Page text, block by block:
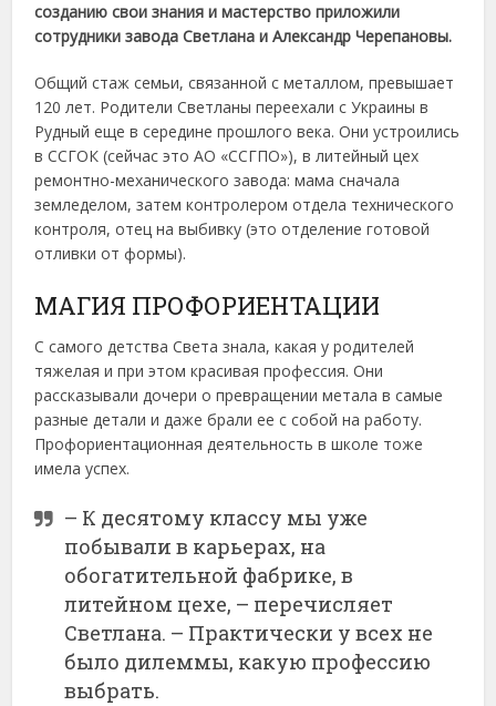
созданию свои знания и мастерство приложили
сотрудники завода Светлана и Александр Черепановы.
Общий стаж семьи, связанной с металлом, превышает
120 лет. Родители Светланы переехали с Украины в
Рудный еще в середине прошлого века. Они устроились
в ССГОК (сейчас это АО «ССГПО»), в литейный цех
ремонтно-механического завода: мама сначала
земледелом, затем контролером отдела технического
контроля, отец на выбивку (это отделение готовой
отливки от формы).
МАГИЯ ПРОФОРИЕНТАЦИИ
С самого детства Света знала, какая у родителей
тяжелая и при этом красивая профессия. Они
рассказывали дочери о превращении метала в самые
разные детали и даже брали ее с собой на работу.
Профориентационная деятельность в школе тоже
имела успех.
– К десятому классу мы уже
побывали в карьерах, на
обогатительной фабрике, в
литейном цехе, – перечисляет
Светлана. – Практически у всех не
было дилеммы, какую профессию
выбрать.